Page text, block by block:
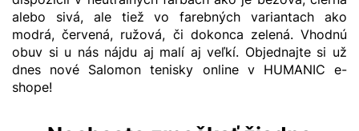
alebo sivá, ale tiež vo farebných variantach ako
modrá, červená, ružová, či dokonca zelená. Vhodnú
obuv si u nás nájdu aj malí aj veľkí. Objednajte si už
dnes nové Salomon tenisky online v HUMANIC e-
shope!